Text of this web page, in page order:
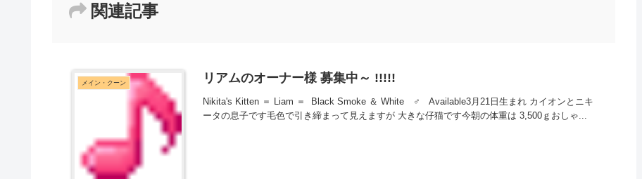
関連記事
メイン・クーン リアムのオーナー様 募集中～ !!!!!
Nikita's Kitten ＝ Liam ＝ Black Smoke ＆ White ♂ Available3月21日生まれ カイオンとニキ
ータの息子です毛色で引き締まって見えますが 大きな仔猫です今朝の体重は 3,500ｇおしゃ...